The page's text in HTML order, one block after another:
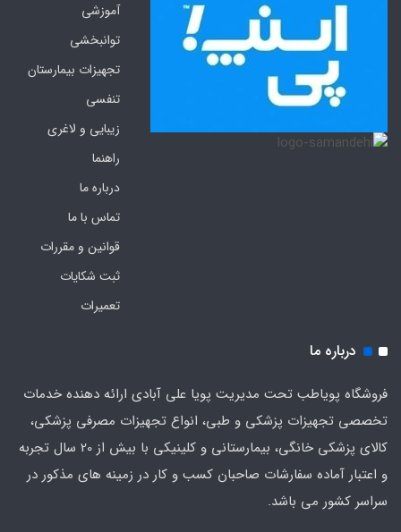
آموزشی
توانبخشی
تجهیزات بیمارستان
تنفسی
زیبایی و لاغری
راهنما
درباره ما
تماس با ما
قوانین و مقررات
ثبت شکایات
تعمیرات
درباره ما
فروشگاه پویاطب تحت مدیریت پویا علی آبادی ارائه دهنده خدمات
تخصصی تجهیزات پزشکی و طبی، انواع تجهیزات مصرفی پزشکی،
کالای پزشکی خانگی، بیمارستانی و کلینیکی با بیش از 20 سال تجربه
و اعتبار آماده سفارشات صاحبان کسب و کار در زمینه های مذکور در
سراسر کشور می باشد.